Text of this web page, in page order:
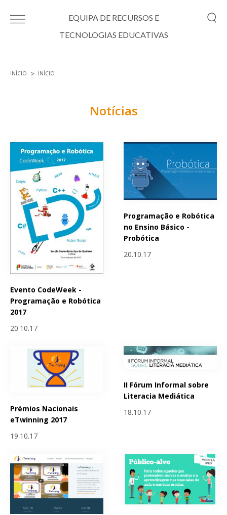
EQUIPA DE RECURSOS E
TECNOLOGIAS EDUCATIVAS
INÍCIO INÍCIO
Notícias
Evento CodeWeek -
Programação e Robótica
2017
20.10.17
Programação e Robótica
no Ensino Básico -
Probótica
20.10.17
Prémios Nacionais
eTwinning 2017
19.10.17
II Fórum Informal sobre
Literacia Mediática
18.10.17
Páginas